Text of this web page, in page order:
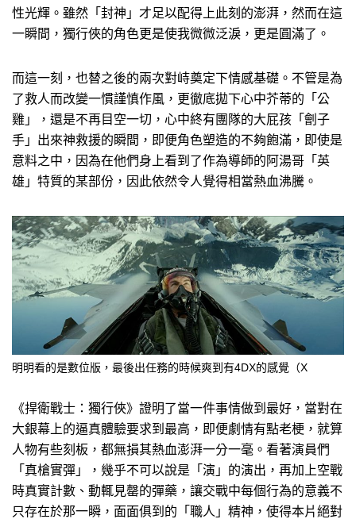
性光輝。雖然「封神」才足以配得上此刻的澎湃，然而在這
一瞬間，獨行俠的角色更是使我微微泛淚，更是圓滿了。
而這一刻，也替之後的兩次對峙奠定下情感基礎。不管是為
了救人而改變一慣謹慎作風，更徹底拋下心中芥蒂的「公
雞」，還是不再目空一切，心中終有團隊的大屁孩「劊子
手」出來神救援的瞬間，即便角色塑造的不夠飽滿，即使是
意料之中，因為在他們身上看到了作為導師的阿湯哥「英
雄」特質的某部份，因此依然令人覺得相當熱血沸騰。
明明看的是數位版，最後出任務的時候爽到有4DX的感覺（X
《捍衛戰士：獨行俠》證明了當一件事情做到最好，當對在
大銀幕上的逼真體驗要求到最高，即便劇情有點老梗，就算
人物有些刻板，都無損其熱血澎湃一分一毫。看著演員們
「真槍實彈」，幾乎不可以說是「演」的演出，再加上空戰
時真實計數、動輒見罄的彈藥，讓交戰中每個行為的意義不
只存在於那一瞬，面面俱到的「職人」精神，使得本片絕對